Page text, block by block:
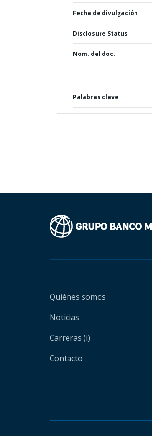
Fecha de divulgación
Disclosure Status
Nom. del doc.
Palabras clave
Quiénes somos
Noticias
Carreras (i)
Contacto